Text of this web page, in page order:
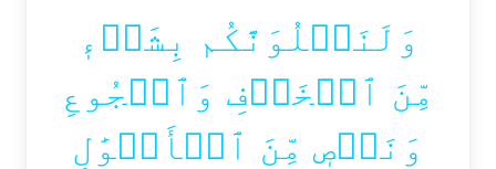
وَلَنَبۡلُوَنَّكُم بِشَيۡءٖ
مِّنَ ٱلۡخَوۡفِ وَٱلۡجُوعِ
وَنَقۡصٖ مِّنَ ٱلۡأَمۡوَٰلِ